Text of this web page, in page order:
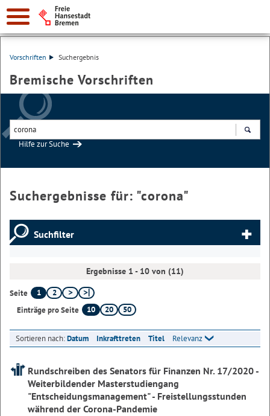
Vorschriften Suchergebnis
Bremische Vorschriften
Hilfe zur Suche
Suchergebnisse für: "corona"
Suchfilter
Ergebnisse 1 - 10 von (11)
Seite 1
2
Einträge pro Seite
10 20 50
Sortieren nach:Datum Inkrafttreten Titel Relevanz
Rundschreiben des Senators für Finanzen Nr. 17/2020 -
Weiterbildender Masterstudiengang
"Entscheidungsmanagement" - Freistellungsstunden
während der Corona-Pandemie